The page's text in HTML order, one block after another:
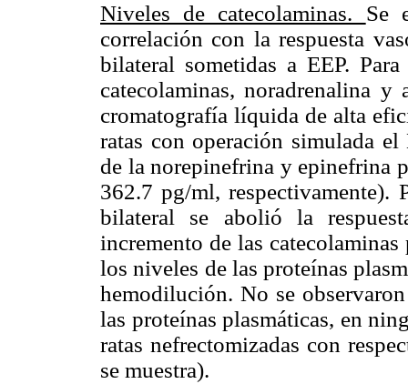
Niveles de catecolaminas. Se
correlación con la respuesta
bilateral sometidas a EEP.
catecolaminas, noradrenalina y
cromatografía líquida de alta
ratas con operación simulada
de la norepinefrina y epinefrina
362.7 pg/ml, respectivamente).
bilateral se abolió la
incremento de las
los niveles de las proteínas
hemodilución. No se
las proteínas plasmáticas, en
ratas nefrectomizadas con
se muestra).